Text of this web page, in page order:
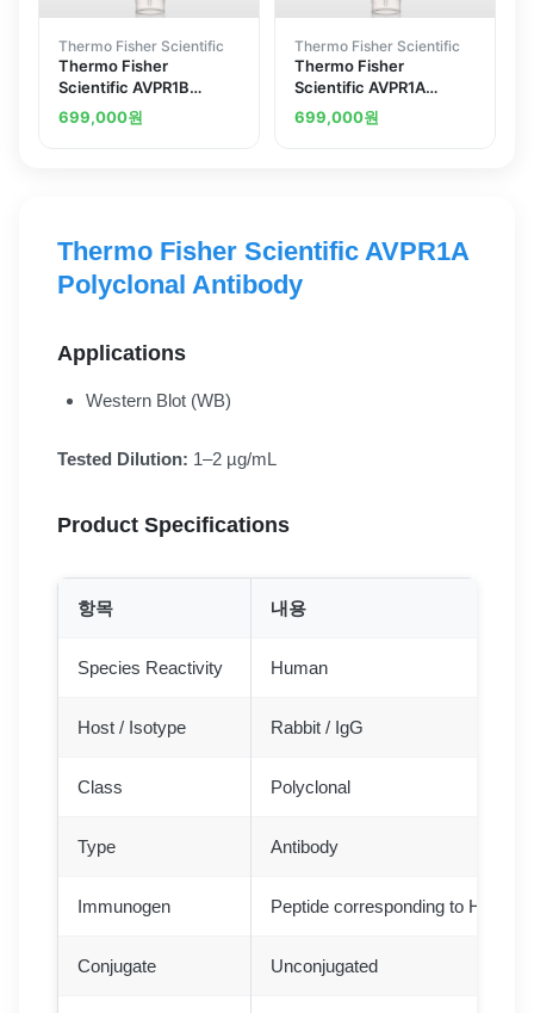
Thermo Fisher Scientific
Thermo Fisher
Scientific AVPR1B
Polyclonal Antibody
699,000원
Thermo Fisher Scientific
Thermo Fisher
Scientific AVPR1A
Polyclonal Antibody
699,000원
Thermo Fisher Scientific AVPR1A
Polyclonal Antibody
Applications
Western Blot (WB)
Tested Dilution: 1–2 µg/mL
Product Specifications
항목 내용
Species Reactivity Human
Host / Isotype Rabbit / IgG
Class Polyclonal
Type Antibody
Immunogen Peptide corresponding to Human
Conjugate Unconjugated